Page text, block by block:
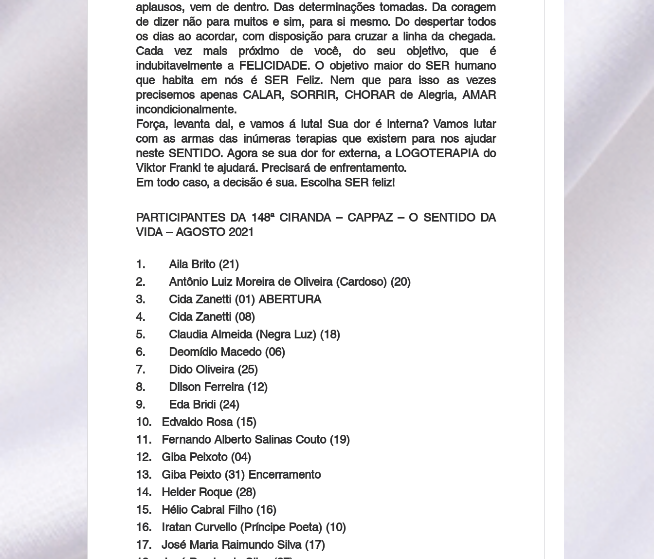
aplausos, vem de dentro. Das determinações tomadas. Da coragem
de dizer não para muitos e sim, para si mesmo. Do despertar todos
os dias ao acordar, com disposição para cruzar a linha da chegada.
Cada vez mais próximo de você, do seu objetivo, que é
indubitavelmente a FELICIDADE. O objetivo maior do SER humano
que habita em nós é SER Feliz. Nem que para isso as vezes
precisemos apenas CALAR, SORRIR, CHORAR de Alegria, AMAR
incondicionalmente.
Força, levanta dai, e vamos á luta! Sua dor é interna? Vamos lutar
com as armas das inúmeras terapias que existem para nos ajudar
neste SENTIDO. Agora se sua dor for externa, a LOGOTERAPIA do
Viktor Frankl te ajudará. Precisará de enfrentamento.
Em todo caso, a decisão é sua. Escolha SER feliz!
PARTICIPANTES DA 148ª CIRANDA – CAPPAZ – O SENTIDO DA
VIDA – AGOSTO 2021
1.       Aila Brito (21)
2.       Antônio Luiz Moreira de Oliveira (Cardoso) (20)
3.       Cida Zanetti (01) ABERTURA
4.       Cida Zanetti (08)
5.       Claudia Almeida (Negra Luz) (18)
6.       Deomídio Macedo (06)
7.       Dido Oliveira (25)
8.       Dilson Ferreira (12)
9.       Eda Bridi (24)
10.   Edvaldo Rosa (15)
11.   Fernando Alberto Salinas Couto (19)
12.   Giba Peixoto (04)
13.   Giba Peixto (31) Encerramento
14.   Helder Roque (28)
15.   Hélio Cabral Filho (16)
16.   Iratan Curvello (Príncipe Poeta) (10)
17.   José Maria Raimundo Silva (17)